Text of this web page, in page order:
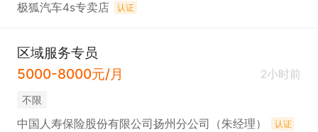
极狐汽车4s专卖店 认证
区域服务专员
5000-8000元/月
2小时前
不限
中国人寿保险股份有限公司扬州分公司（朱经理） 认证